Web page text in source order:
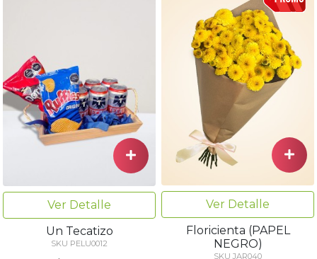
Ver Detalle
Un Tecatizo
SKU PELU0012
Ver Detalle
Floricienta (PAPEL
NEGRO)
SKU JAR040